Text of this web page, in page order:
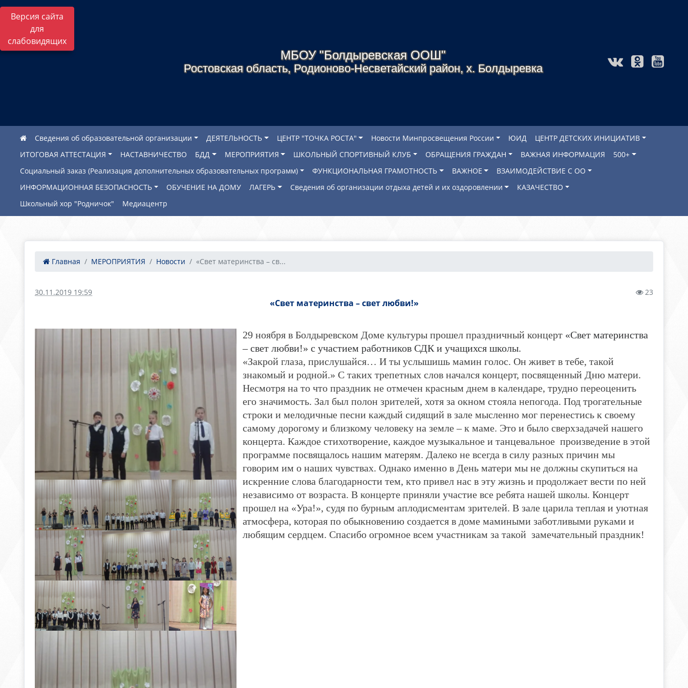
Версия сайта
для
слабовидящих
МБОУ "Болдыревская ООШ"
Ростовская область, Родионово-Несветайский район, х. Болдыревка
Сведения об образовательной организации ДЕЯТЕЛЬНОСТЬ ЦЕНТР "ТОЧКА РОСТА" Новости Минпросвещения России ЮИД
ЦЕНТР ДЕТСКИХ ИНИЦИАТИВ
ИТОГОВАЯ АТТЕСТАЦИЯ
НАСТАВНИЧЕСТВО БДД МЕРОПРИЯТИЯ ШКОЛЬНЫЙ СПОРТИВНЫЙ КЛУБ ОБРАЩЕНИЯ ГРАЖДАН ВАЖНАЯ ИНФОРМАЦИЯ
500+
Социальный заказ (Реализация дополнительных образовательных программ)
ФУНКЦИОНАЛЬНАЯ ГРАМОТНОСТЬ ВАЖНОЕ
ВЗАИМОДЕЙСТВИЕ С ОО
ИНФОРМАЦИОННАЯ БЕЗОПАСНОСТЬ
ОБУЧЕНИЕ НА ДОМУ ЛАГЕРЬ Сведения об организации отдыха детей и их оздоровлении
КАЗАЧЕСТВО
Школьный хор "Родничок"
Медиацентр
Главная МЕРОПРИЯТИЯ Новости «Свет материнства – св...
30.11.2019 19:59 23
«Свет материнства – свет любви!»
29 ноября в Болдыревском Доме культуры прошел праздничный концерт «Свет материнства
– свет любви!» с участием работников СДК и учащихся школы.
«Закрой глаза, прислушайся… И ты услышишь мамин голос. Он живет в тебе, такой
знакомый и родной.» С таких трепетных слов начался концерт, посвященный Дню матери.
Несмотря на то что праздник не отмечен красным днем в календаре, трудно переоценить
его значимость. Зал был полон зрителей, хотя за окном стояла непогода. Под трогательные
строки и мелодичные песни каждый сидящий в зале мысленно мог перенестись к своему
самому дорогому и близкому человеку на земле – к маме. Это и было сверхзадачей нашего
концерта. Каждое стихотворение, каждое музыкальное и танцевальное произведение в этой
программе посвящалось нашим матерям. Далеко не всегда в силу разных причин мы
говорим им о наших чувствах. Однако именно в День матери мы не должны скупиться на
искренние слова благодарности тем, кто привел нас в эту жизнь и продолжает вести по ней
независимо от возраста. В концерте приняли участие все ребята нашей школы. Концерт
прошел на «Ура!», судя по бурным аплодисментам зрителей. В зале царила теплая и уютная
атмосфера, которая по обыкновению создается в доме мамиными заботливыми руками и
любящим сердцем. Спасибо огромное всем участникам за такой замечательный праздник!